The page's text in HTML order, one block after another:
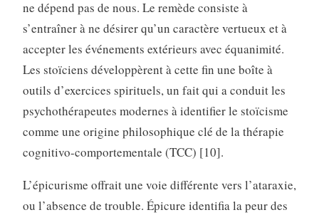
ne dépend pas de nous. Le remède consiste à
s’entraîner à ne désirer qu’un caractère vertueux et à
accepter les événements extérieurs avec équanimité.
Les stoïciens développèrent à cette fin une boîte à
outils d’exercices spirituels, un fait qui a conduit les
psychothérapeutes modernes à identifier le stoïcisme
comme une origine philosophique clé de la thérapie
cognitivo-comportementale (TCC) [10].
L’épicurisme offrait une voie différente vers l’ataraxie,
ou l’absence de trouble. Épicure identifia la peur des